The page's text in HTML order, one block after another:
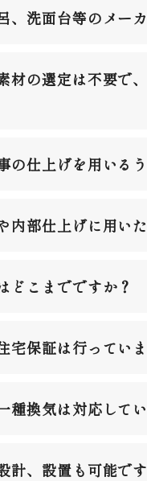
、洗面台等のメー
材の選定は不要で
の仕上げを用いる
内部仕上げに用い
どこまでですか？
宅保証は行ってい
種換気は対応して
計、設置も可能で